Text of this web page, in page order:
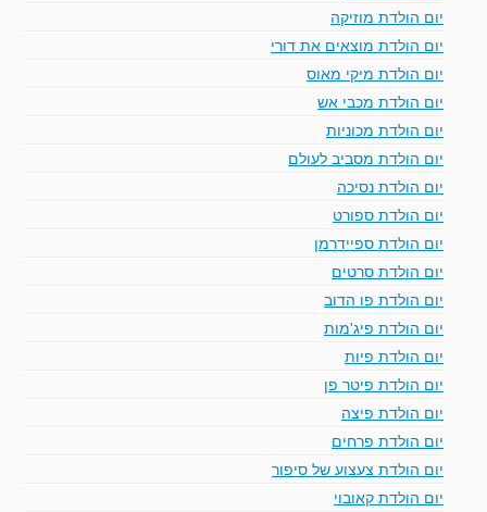
יום הולדת מוזיקה
יום הולדת מוצאים את דורי
יום הולדת מיקי מאוס
יום הולדת מכבי אש
יום הולדת מכוניות
יום הולדת מסביב לעולם
יום הולדת נסיכה
יום הולדת ספורט
יום הולדת ספיידרמן
יום הולדת סרטים
יום הולדת פו הדוב
יום הולדת פיג'מות
יום הולדת פיות
יום הולדת פיטר פן
יום הולדת פיצה
יום הולדת פרחים
יום הולדת צעצוע של סיפור
יום הולדת קאובוי